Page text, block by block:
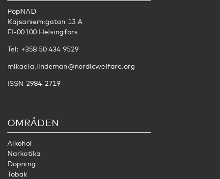
PopNAD
Kajsaniemigatan 13 A
FI-00100 Helsingfors
Tel: +358 50 434 9529
mikaela.lindeman@nordicwelfare.org
ISSN 2984-2719
OMRÅDEN
Alkohol
Narkotika
Dopning
Tobak